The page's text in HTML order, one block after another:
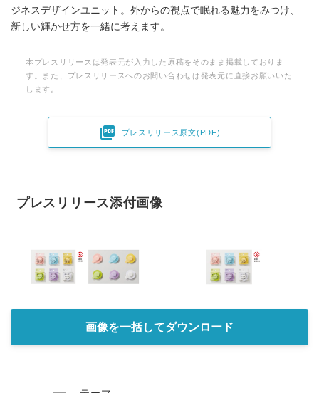
ジネスデザインユニット。外からの視点で眠れる魅力をみつけ、
新しい輝かせ方を一緒に考えます。
本プレスリリースは発表元が入力した原稿をそのまま掲載しておりま
す。また、プレスリリースへのお問い合わせは発表元に直接お願いいた
します。
 プレスリリース原文(PDF)
プレスリリース添付画像
画像を一括してダウンロード